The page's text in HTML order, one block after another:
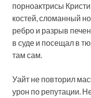
порноактрисы
костей, сломанный
ребро и разрыв
в суде и посещал в
там сам.
Уайт не повторил
урон по репутации.